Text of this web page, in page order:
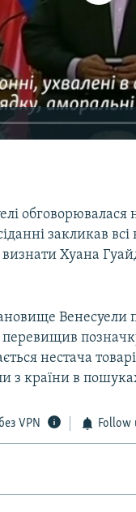
закликав всі
визнати Хуана
Венесуели
перевищив
нестача
з країни в
VPN Follow